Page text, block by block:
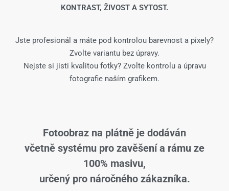
KONTRAST, ŽIVOST A SYTOST.
Jste profesionál a máte pod kontrolou barevnost a pixely?
Zvolte variantu bez úpravy.
Nejste si jisti kvalitou fotky? Zvolte kontrolu a úpravu
fotografie naším grafikem.
Fotoobraz na plátně je dodáván
včetně systému pro zavěšení a rámu ze
100% masivu,
určený pro náročného zákazníka.